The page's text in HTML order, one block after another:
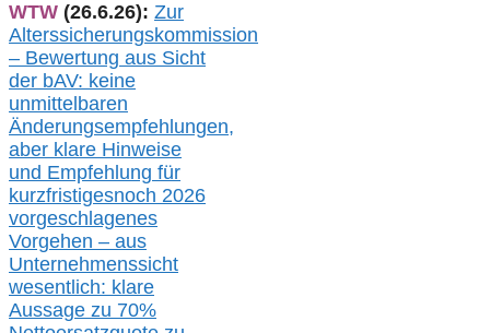
WTW (26.6.26): Zur
Alterssicherungskommission
– Bewertung aus Sicht
der bAV: keine
unmittelbaren
Änderungsempfehlungen,
aber klare Hinweise
und Empfehlung für
kurzfristigesnoch 2026
vorgeschlagenes
Vorgehen – aus
Unternehmenssicht
wesentlich: klare
Aussage zu 70%